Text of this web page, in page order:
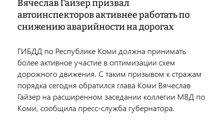
Вячеслав Гайзер призвал
автоинспекторов активнее работать по
снижению аварийности на дорогах
ГИБДД по Республике Коми должна принимать
более активное участие в оптимизации схем
дорожного движения. С таким призывом к стражам
порядка сегодня обратился глава Коми Вячеслав
Гайзер на расширенном заседании коллегии МВД по
Коми, сообщила пресс-служба губернатора.